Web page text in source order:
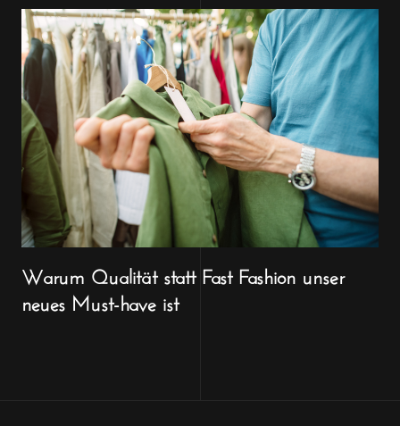
Warum Qualität statt Fast Fashion unser
neues Must-have ist